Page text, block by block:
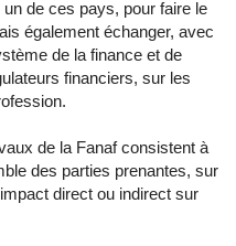
de ces pays, pour faire le
également échanger, avec
de la finance et de
financiers, sur les
de la Fanaf consistent à
des parties prenantes, sur
direct ou indirect sur